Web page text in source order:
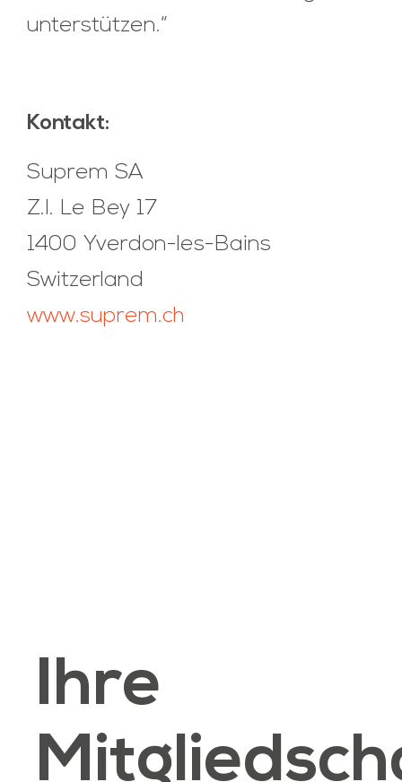
unterstützen.“
Kontakt:
Suprem SA
Z.I. Le Bey 17
1400 Yverdon-les-Bains
Switzerland
www.suprem.ch
Ihre